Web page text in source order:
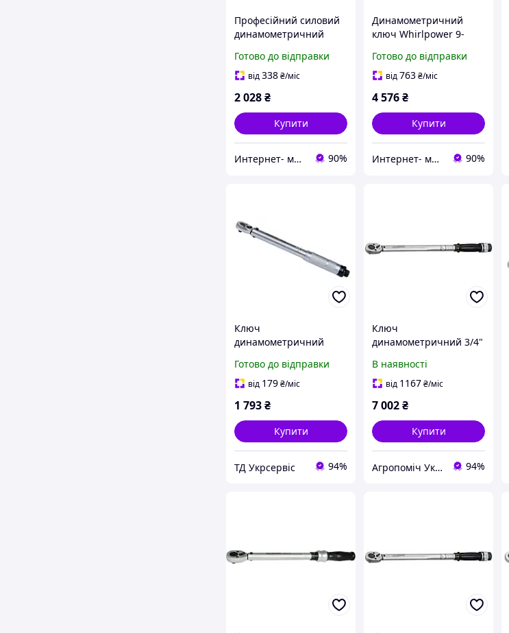
Професійний силовий
динамометричний
42 210 Нм, артикул 9-
1681-9-4210
Готово до відправки
від338₴/міс
2 028₴
Купити
Интернет- магазин "AKB-OK" 90%
Динамометричний
ключ Whirlpower 9-
350 Нм для
професійного
Готово до відправки
від763₴/міс
4 576₴
Купити
Интернет- магазин "AKB-OK" 90%
Ключ
динамометричний
1/4" 5-25 Нм
Готово до відправки
від 179₴/міс
1 793₴
Купити
ТД Укрсервіс 94%
Ключ
динамометричний 3/4"
В наявності
від 1167₴/міс
7 002₴
Купити
Агропоміч Україна 94%